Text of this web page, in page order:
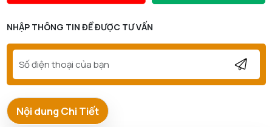
NHẬP THÔNG TIN ĐỂ ĐƯỢC TƯ VẤN
Nội dung Chi Tiết